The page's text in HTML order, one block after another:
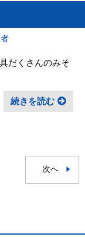
だくさんのみそ
続きを読む
次へ